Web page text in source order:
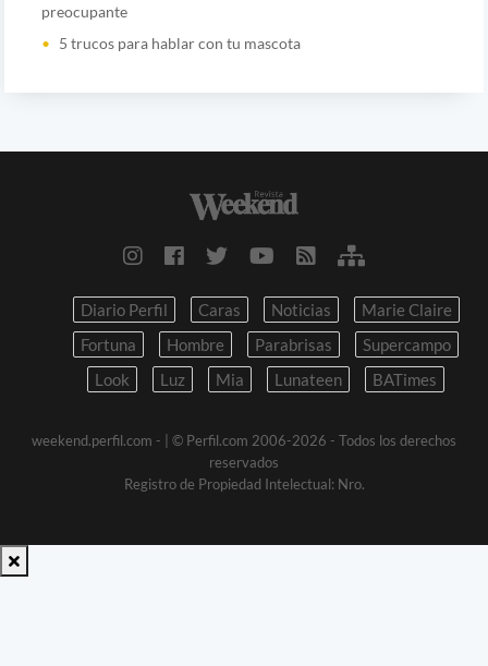
preocupante
5 trucos para hablar con tu mascota
Diario Perfil Caras Noticias
Marie Claire
Fortuna
Hombre Parabrisas
Supercampo
Look
Luz Mia Lunateen BATimes
weekend.perfil.com -
| © Perfil.com 2006-2026 - Todos los derechos
reservados
Registro de Propiedad Intelectual: Nro.